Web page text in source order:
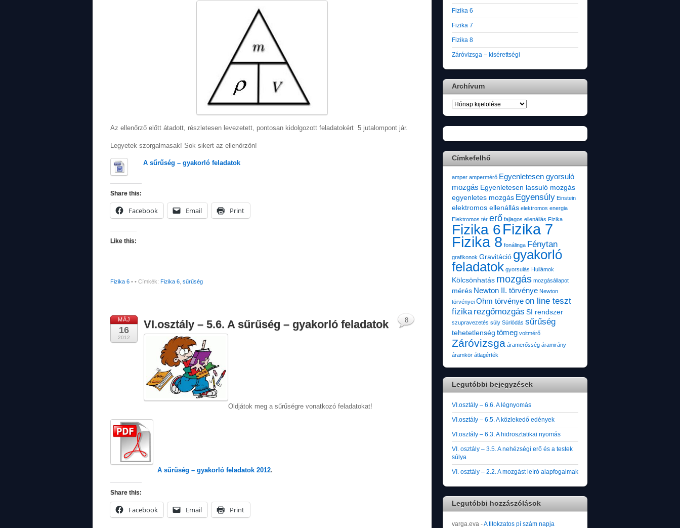
Az ellenőrző előtt átadott, részletesen levezetett, pontosan kidolgozott feladatokért 5 jutalompont jár.
Legyetek szorgalmasak! Sok sikert az ellenőrzőn!
A sűrűség – gyakorló feladatok
Share this:
Facebook Email Print
Like this:
Fizika 6 • • Címkék: Fizika 6 sűrűség
MÁJ
16
2012
VI.osztály – 5.6. A sűrűség – gyakorló feladatok
Oldjátok meg a sűrűségre vonatkozó feladatokat!
A sűrűség – gyakorló feladatok 2012.
Share this:
Facebook Email Print
8
Fizika 6
Fizika 7
Fizika 8
Záróvizsga – kisérettségi
Archívum
Archívum
Címkefelhő
amper ampermérő Egyenletesen gyorsuló
mozgás Egyenletesen lassuló mozgás
egyenletes mozgás Egyensúly Einstein
elektromos ellenállás elektromos energia
Elektromos tér erő fajlagos ellenállás Fizika
Fizika 6Fizika 7
Fizika 8 fonálinga Fénytan
grafikonok Gravitáció gyakorló
feladatok gyorsulás Hullámok
Kölcsönhatás mozgás mozgásállapot
mérés Newton II. törvénye Newton
törvényei Ohm törvényeon line teszt
fizika rezgőmozgás SI rendszer
szupravezetés súly Súrlódás sűrűség
tehetetlenség tömeg voltmérő
Záróvizsga áramerősség áramirány
áramkör átlagérték
Legutóbbi bejegyzések
VI.osztály – 6.6. A légnyomás
VI.osztály – 6.5. A közlekedő edények
VI.osztály – 6.3. A hidrosztatikai nyomás
VI. osztály – 3.5. A nehézségi erő és a testek
súlya
VI. osztály – 2.2. A mozgást leíró alapfogalmak
Legutóbbi hozzászólások
varga.eva -A titokzatos pí szám napja